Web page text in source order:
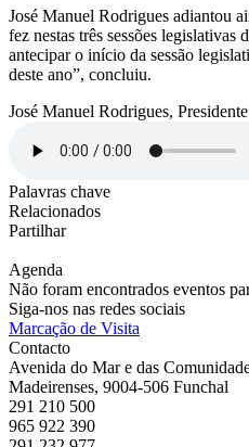
José Manuel Rodrigues adiantou
fez nestas três sessões
antecipar o início da sessão
deste ano”, concluiu.
José Manuel Rodrigues,
Palavras chave
Relacionados
Partilhar
Agenda
Não foram encontrados eventos
Siga-nos nas redes sociais
Marcação de Visita
Contacto
Avenida do Mar e das
Madeirenses, 9004-506 Funchal
291 210 500
965 922 390